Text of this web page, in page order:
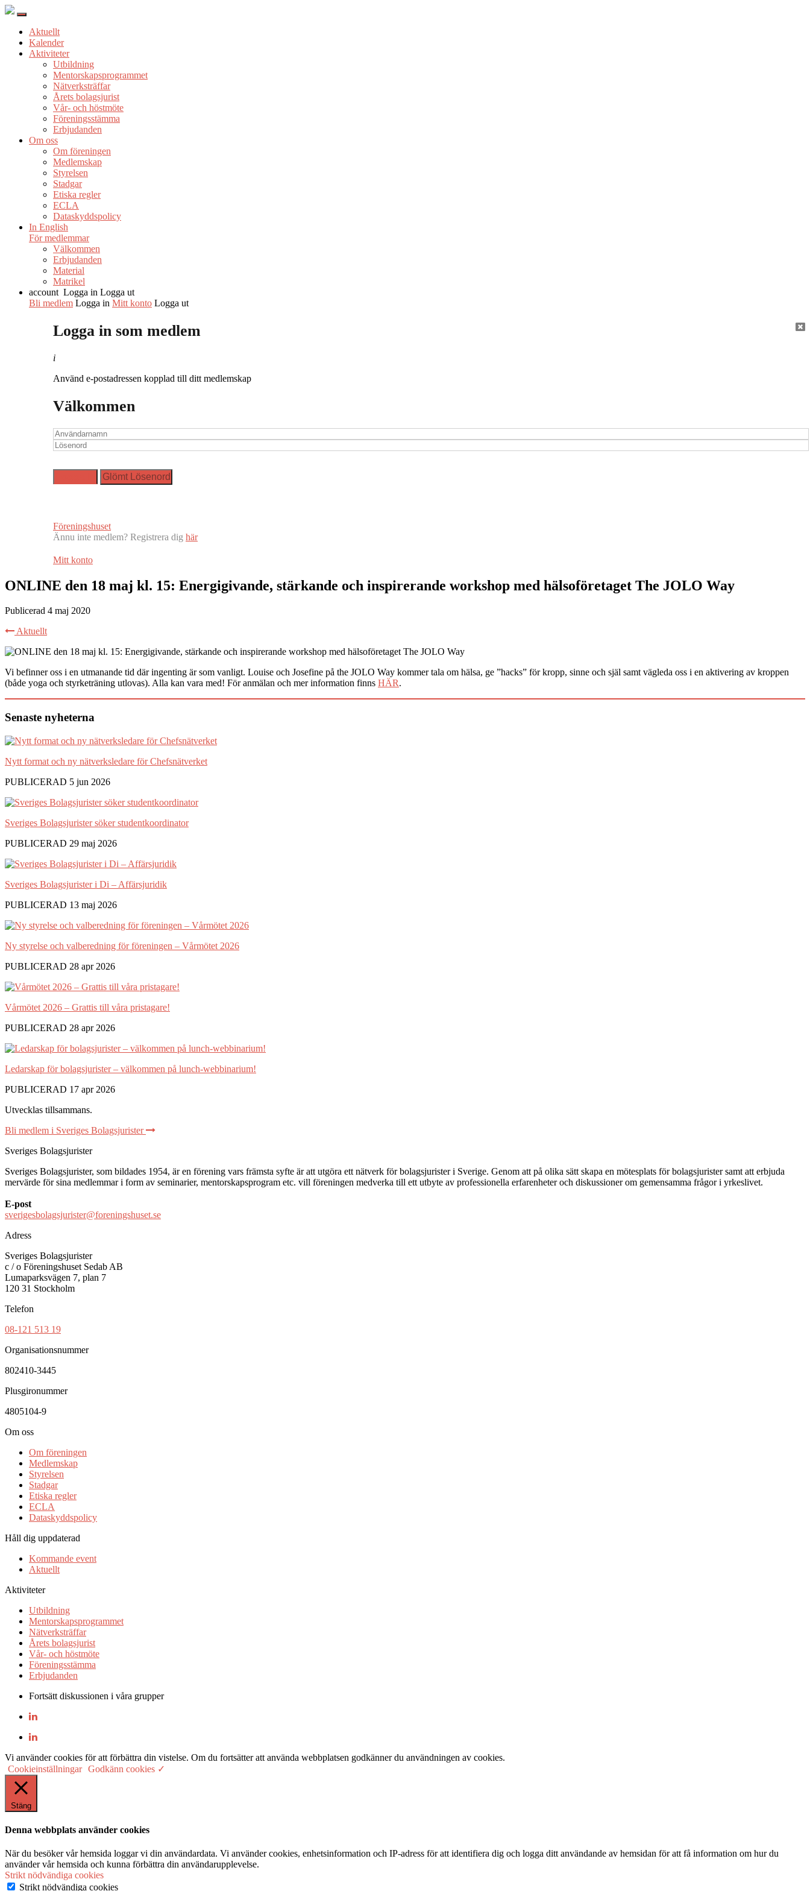
Aktuellt
Kalender
Aktiviteter
Utbildning
Mentorskapsprogrammet
Nätverksträffar
Årets bolagsjurist
Vår- och höstmöte
Föreningsstämma
Erbjudanden
Om oss
Om föreningen
Medlemskap
Styrelsen
Stadgar
Etiska regler
ECLA
Dataskyddspolicy
In English
För medlemmar
Välkommen
Erbjudanden
Material
Matrikel
account Logga in Logga ut
Bli medlem Logga in Mitt konto Logga ut
Logga in som medlem
i
Använd e-postadressen kopplad till ditt medlemskap
Välkommen
Föreningshuset
Ännu inte medlem? Registrera dig här
Mitt konto
ONLINE den 18 maj kl. 15: Energigivande, stärkande och inspirerande workshop med hälsoföretaget The JOLO Way
Publicerad 4 maj 2020
Aktuellt
Vi befinner oss i en utmanande tid där ingenting är som vanligt. Louise och Josefine på the JOLO Way kommer tala om hälsa, ge ”hacks” för kropp, sinne och själ samt vägleda oss i en aktivering av kroppen
(både yoga och styrketräning utlovas). Alla kan vara med! För anmälan och mer information finns HÄR.
Senaste nyheterna
Nytt format och ny nätverksledare för Chefsnätverket
PUBLICERAD 5 jun 2026
Sveriges Bolagsjurister söker studentkoordinator
PUBLICERAD 29 maj 2026
Sveriges Bolagsjurister i Di – Affärsjuridik
PUBLICERAD 13 maj 2026
Ny styrelse och valberedning för föreningen – Vårmötet 2026
PUBLICERAD 28 apr 2026
Vårmötet 2026 – Grattis till våra pristagare!
PUBLICERAD 28 apr 2026
Ledarskap för bolagsjurister – välkommen på lunch-webbinarium!
PUBLICERAD 17 apr 2026
Utvecklas tillsammans.
Bli medlem i Sveriges Bolagsjurister
Sveriges Bolagsjurister
Sveriges Bolagsjurister, som bildades 1954, är en förening vars främsta syfte är att utgöra ett nätverk för bolagsjurister i Sverige. Genom att på olika sätt skapa en mötesplats för bolagsjurister samt att erbjuda
mervärde för sina medlemmar i form av seminarier, mentorskapsprogram etc. vill föreningen medverka till ett utbyte av professionella erfarenheter och diskussioner om gemensamma frågor i yrkeslivet.
E-post
sverigesbolagsjurister@foreningshuset.se
Adress
Sveriges Bolagsjurister
c / o Föreningshuset Sedab AB
Lumaparksvägen 7, plan 7
120 31 Stockholm
Telefon
08-121 513 19
Organisationsnummer
802410-3445
Plusgironummer
4805104-9
Om oss
Om föreningen
Medlemskap
Styrelsen
Stadgar
Etiska regler
ECLA
Dataskyddspolicy
Håll dig uppdaterad
Kommande event
Aktuellt
Aktiviteter
Utbildning
Mentorskapsprogrammet
Nätverksträffar
Årets bolagsjurist
Vår- och höstmöte
Föreningsstämma
Erbjudanden
Fortsätt diskussionen i våra grupper
Vi använder cookies för att förbättra din vistelse. Om du fortsätter att använda webbplatsen godkänner du användningen av cookies.
Cookieinställningar Godkänn cookies ✓
Stäng
Denna webbplats använder cookies
När du besöker vår hemsida loggar vi din användardata. Vi använder cookies, enhetsinformation och IP-adress för att identifiera dig och logga ditt användande av hemsidan för att få information om hur du
använder vår hemsida och kunna förbättra din användarupplevelse.
Strikt nödvändiga cookies
Strikt nödvändiga cookies